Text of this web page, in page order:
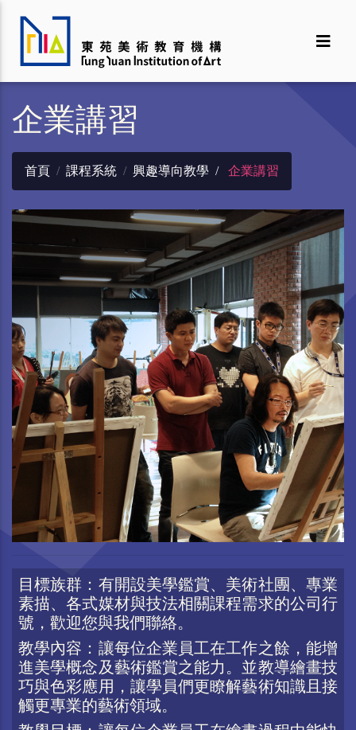
企業講習
首頁 課程系統 興趣導向教學 企業講習
目標族群：有開設美學鑑賞、美術社團、專業
素描、各式媒材與技法相關課程需求的公司行
號，歡迎您與我們聯絡。
教學內容：讓每位企業員工在工作之餘，能增
進美學概念及藝術鑑賞之能力。並教導繪畫技
巧與色彩應用，讓學員們更瞭解藝術知識且接
觸更專業的藝術領域。